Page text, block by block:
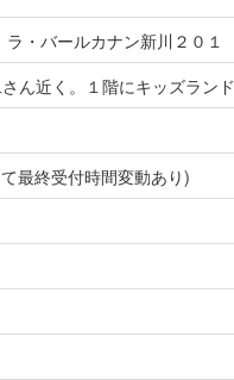
・バールカナン新川２０１
ん近く。１階にキッズラン
最終受付時間変動あり)